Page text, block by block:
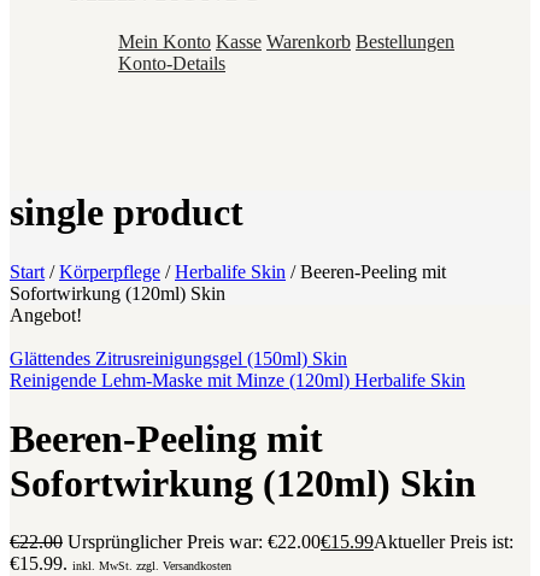
Mein Konto Kasse Warenkorb Bestellungen
Konto-Details
single product
Start / Körperpflege / Herbalife Skin /Beeren-Peeling mit
Sofortwirkung (120ml) Skin
Angebot!
Glättendes Zitrusreinigungsgel (150ml) Skin
Reinigende Lehm-Maske mit Minze (120ml) Herbalife Skin
Beeren-Peeling mit
Sofortwirkung (120ml) Skin
€22.00 Ursprünglicher Preis war: €22.00€15.99Aktueller Preis ist:
€15.99. inkl. MwSt. zzgl. Versandkosten